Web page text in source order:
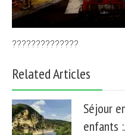
??????????????
Related Articles
Séjour
enfants